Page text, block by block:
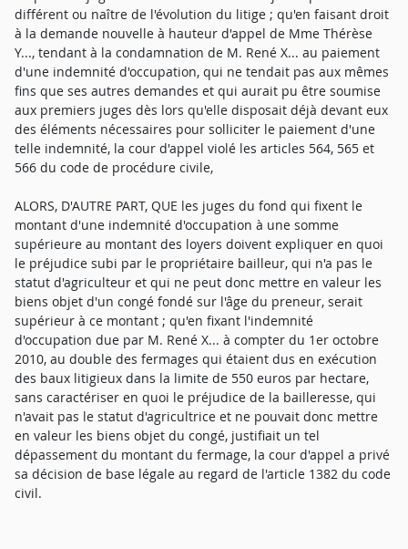
différent ou naître de l'évolution du litige ; qu'en faisant droit
à la demande nouvelle à hauteur d'appel de Mme Thérèse
Y..., tendant à la condamnation de M. René X... au paiement
d'une indemnité d'occupation, qui ne tendait pas aux mêmes
fins que ses autres demandes et qui aurait pu être soumise
aux premiers juges dès lors qu'elle disposait déjà devant eux
des éléments nécessaires pour solliciter le paiement d'une
telle indemnité, la cour d'appel violé les articles 564, 565 et
566 du code de procédure civile,
ALORS, D'AUTRE PART, QUE les juges du fond qui fixent le
montant d'une indemnité d'occupation à une somme
supérieure au montant des loyers doivent expliquer en quoi
le préjudice subi par le propriétaire bailleur, qui n'a pas le
statut d'agriculteur et qui ne peut donc mettre en valeur les
biens objet d'un congé fondé sur l'âge du preneur, serait
supérieur à ce montant ; qu'en fixant l'indemnité
d'occupation due par M. René X... à compter du 1er octobre
2010, au double des fermages qui étaient dus en exécution
des baux litigieux dans la limite de 550 euros par hectare,
sans caractériser en quoi le préjudice de la bailleresse, qui
n'avait pas le statut d'agricultrice et ne pouvait donc mettre
en valeur les biens objet du congé, justifiait un tel
dépassement du montant du fermage, la cour d'appel a privé
sa décision de base légale au regard de l'article 1382 du code
civil.